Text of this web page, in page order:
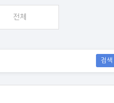
전체
검색